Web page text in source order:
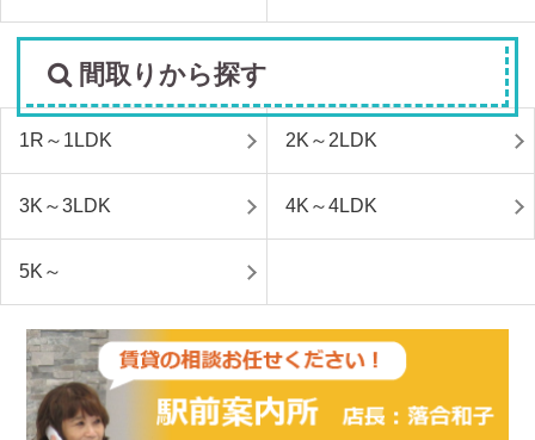
間取りから探す
1R～1LDK 2K～2LDK
3K～3LDK 4K～4LDK
5K～